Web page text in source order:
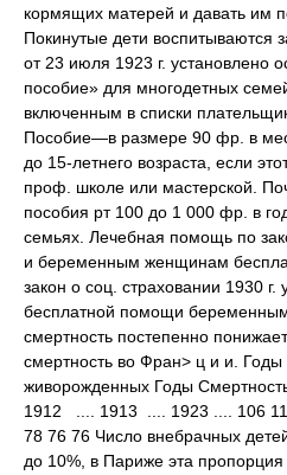
кормящих матерей и давать им
Покинутые дети воспитываются
от 23 июля 1923 г. установлено
пособие» для многодетных
включенным в списки
Пособие—в размере 90 фр. в
до 15-летнего возраста, если
проф. школе или мастерской.
пособия рт 100 до 1 000 фр. в
семьях. Лечебная помощь по
и беременным женщинам
закон о соц. страховании 1930 г.
бесплатной помощи
смертность постепенно
смертность во Фран> ц и и.
живорожденных Годы
1912 .... 1913 .... 1923 .... 106
78 76 76 Число внебрачных
до 10%, в Париже эта